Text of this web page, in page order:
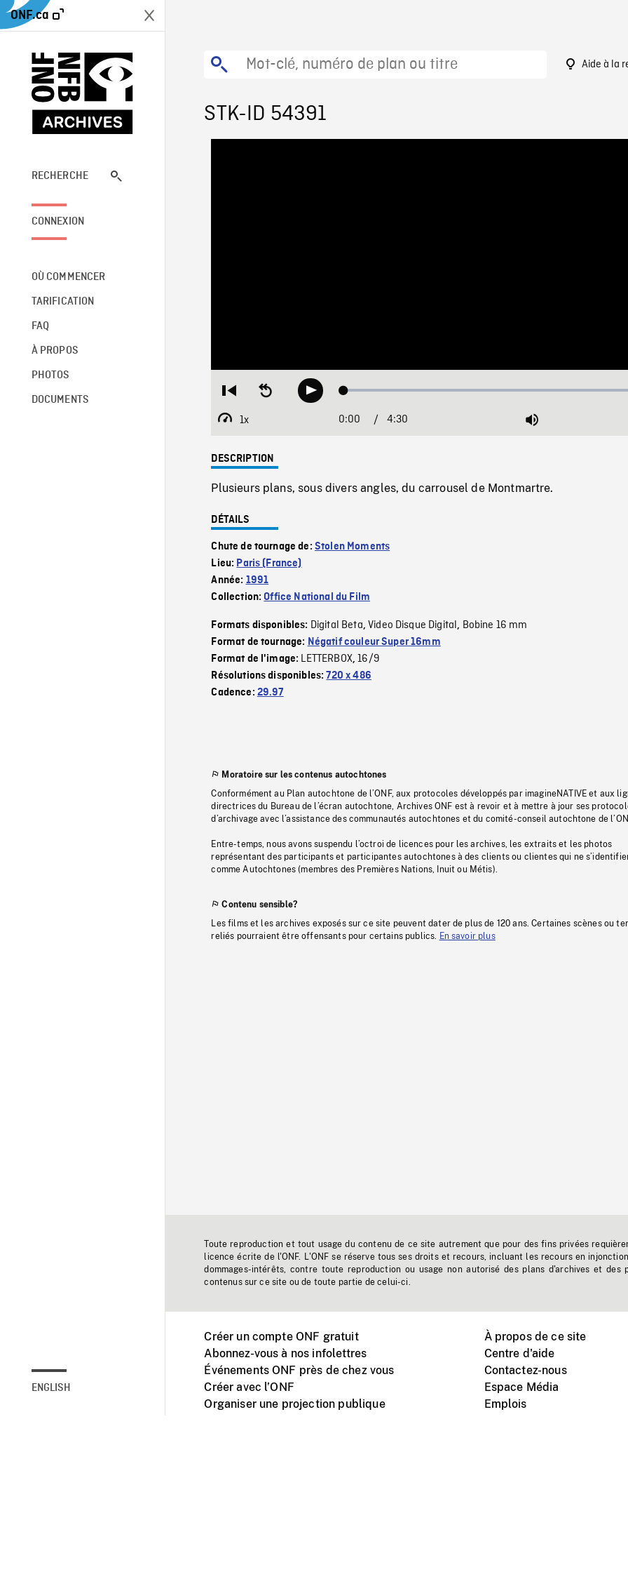
ONF.ca
RECHERCHE
CONNEXION
OÙ COMMENCER
TARIFICATION
FAQ
À PROPOS
PHOTOS
DOCUMENTS
ENGLISH
Aide à la
STK-ID 54391
Restart
beginning
Seek
backwardPlay Loaded:
1x
Playback
Current
0:00 / Duration
4:30 Mute
DESCRIPTION
Plusieurs plans, sous divers angles, du carrousel de Montmartre.
DÉTAILS
Chute de tournage de: Stolen Moments
Lieu: Paris (France)
Année: 1991
Collection:Office National du Film
Formats disponibles: Digital Beta,Video Disque Digital, Bobine 16 mm
Format de tournage: Négatif couleur Super 16mm
Format de l'image: LETTERBOX,16/9
Résolutions disponibles:720 x 486
Cadence: 29.97
Moratoire sur les contenus autochtones
Conformément au Plan autochtone de l’ONF, aux protocoles développés par imagineNATIVE et aux
directrices du Bureau de l’écran autochtone, Archives ONF est à revoir et à mettre à jour ses
d’archivage avec l’assistance des communautés autochtones et du comité-conseil autochtone de
Entre-temps, nous avons suspendu l’octroi de licences pour les archives, les extraits et les photos
représentant des participants et participantes autochtones à des clients ou clientes qui ne
comme Autochtones (membres des Premières Nations, Inuit ou Métis).
Contenu sensible?
Les films et les archives exposés sur ce site peuvent dater de plus de 120 ans. Certaines scènes ou
reliés pourraient être offensants pour certains publics.
En savoir plus
Toute reproduction et tout usage du contenu de ce site autrement que pour des fins privées
licence écrite de l'ONF. L'ONF se réserve tous ses droits et recours, incluant les recours en
dommages-intérêts, contre toute reproduction ou usage non autorisé des plans d'archives et des
contenus sur ce site ou de toute partie de celui-ci.
Créer un compte ONF gratuit
Abonnez-vous à nos infolettres
Événements ONF près de chez vous
Créer avec l’ONF
Organiser une projection publique
À propos de ce site
Centre d'aide
Contactez-nous
Espace Média
Emplois